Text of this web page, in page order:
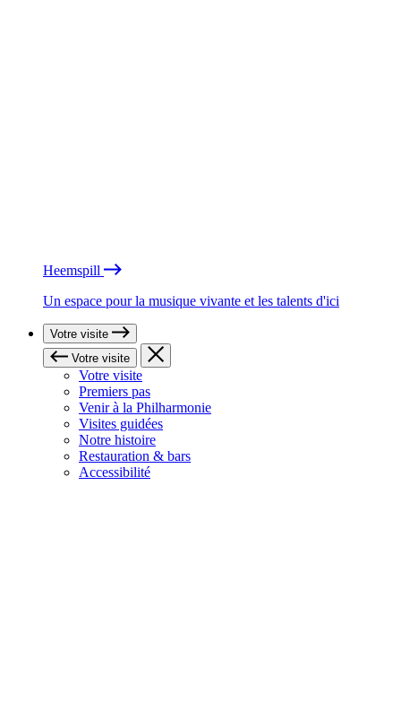
Heemspill
Un espace pour la musique vivante et les talents d'ici
Votre visite
Votre visite
Votre visite
Premiers pas
Venir à la Philharmonie
Visites guidées
Notre histoire
Restauration & bars
Accessibilité